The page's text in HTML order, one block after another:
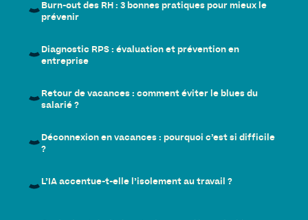
Burn-out des RH : 3 bonnes pratiques pour mieux le
prévenir
Diagnostic RPS : évaluation et prévention en
entreprise
Retour de vacances : comment éviter le blues du
salarié ?
Déconnexion en vacances : pourquoi c’est si difficile
?
L’IA accentue-t-elle l’isolement au travail ?